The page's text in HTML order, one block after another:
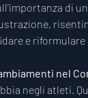
di
e
nel
negli atleti.